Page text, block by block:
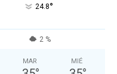
24.8°
2 %
MAR MIÉ